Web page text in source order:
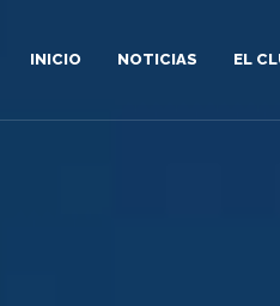
INICIO NOTICIAS EL